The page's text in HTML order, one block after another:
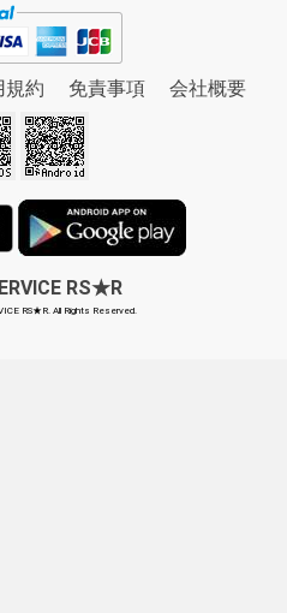
規約 免責事項 会社概要
RS★R
RS★R. All Rights Reserved.